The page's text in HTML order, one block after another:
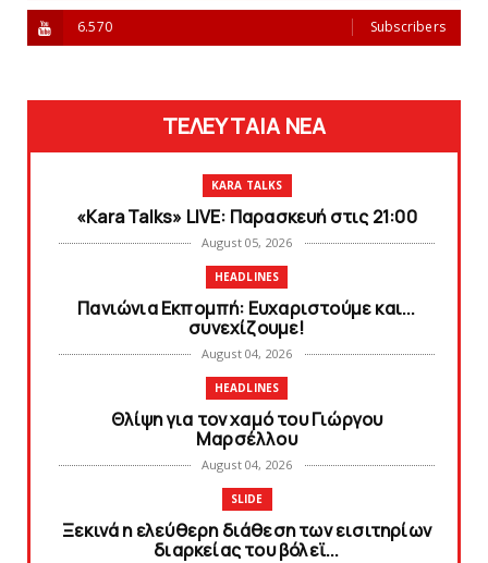
6.570 Subscribers
ΤΕΛΕΥΤΑΙΑ ΝΕΑ
KARA TALKS
«Kara Talks» LIVE: Παρασκευή στις 21:00
August 05, 2026
HEADLINES
Πανιώνια Εκπομπή: Eυχαριστούμε και...
συνεχίζουμε!
August 04, 2026
HEADLINES
Θλίψη για τον χαμό του Γιώργου
Mαρσέλλου
August 04, 2026
SLIDE
Ξεκινά η ελεύθερη διάθεση των εισιτηρίων
διαρκείας του βόλεϊ...